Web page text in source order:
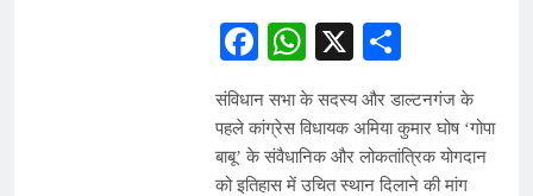
Facebook
WhatsApp
X
संविधान सभा के सदस्य और डाल्टनगंज के
पहले कांग्रेस विधायक अमिया कुमार घोष ‘गोपा
बाबू’ के संवैधानिक और लोकतांत्रिक योगदान
को इतिहास में उचित स्थान दिलाने की मांग